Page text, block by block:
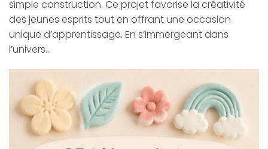
simple construction. Ce projet favorise la créativité
des jeunes esprits tout en offrant une occasion
unique d’apprentissage. En s’immergeant dans
l’univers…